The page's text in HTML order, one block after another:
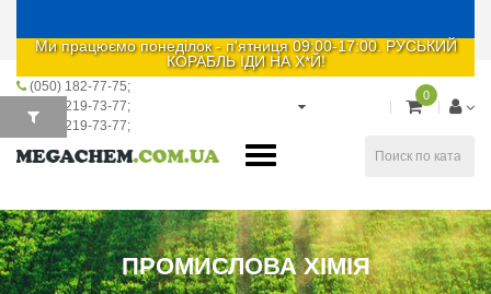
Ми працюємо понеділок - п'ятниця 09:00-17:00. РУСЬКИЙ
КОРАБЛЬ ІДИ НА Х*Й!
(050) 182-77-75
(067) 219-73-77
(093) 219-73-77
0
ПРОМИСЛОВА ХІМІЯ